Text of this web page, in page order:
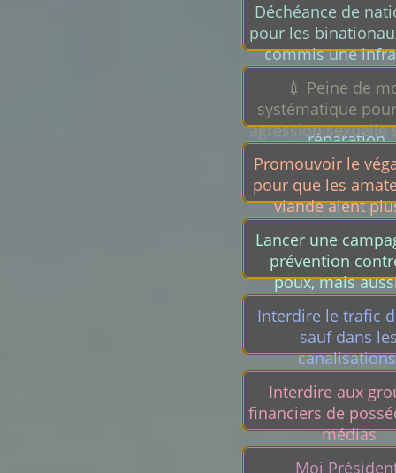
Déchéance de
pour les
commis une
pénale et
systématique
pays d'origine
réparation.
💉 Peine de
systématique
agression sexuelle
femme et/ou un
Bien sur, à effet
Promouvoir le
pour que les
viande aient
viande.
Lancer une
prévention
poux, mais
choux, cailloux,
pour
l'orthographe des
Interdire le trafic
sauf dans
Interdire aux
financiers de
médias
Moi